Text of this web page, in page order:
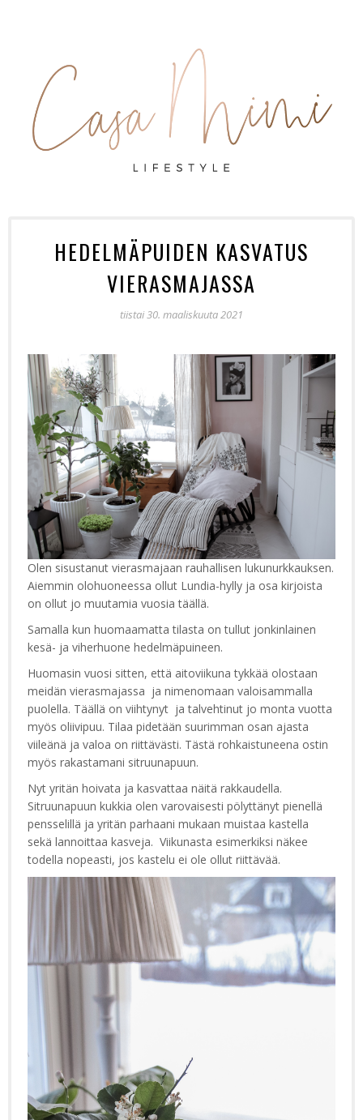
HEDELMÄPUIDEN KASVATUS
VIERASMAJASSA
tiistai 30. maaliskuuta 2021
Olen sisustanut vierasmajaan rauhallisen lukunurkkauksen.
Aiemmin olohuoneessa ollut Lundia-hylly ja osa kirjoista
on ollut jo muutamia vuosia täällä.
Samalla kun huomaamatta tilasta on tullut jonkinlainen
kesä- ja viherhuone hedelmäpuineen.
Huomasin vuosi sitten, että aitoviikuna tykkää olostaan
meidän vierasmajassa ja nimenomaan valoisammalla
puolella. Täällä on viihtynyt ja talvehtinut jo monta vuotta
myös oliivipuu. Tilaa pidetään suurimman osan ajasta
viileänä ja valoa on riittävästi. Tästä rohkaistuneena ostin
myös rakastamani sitruunapuun.
Nyt yritän hoivata ja kasvattaa näitä rakkaudella.
Sitruunapuun kukkia olen varovaisesti pölyttänyt pienellä
pensselillä ja yritän parhaani mukaan muistaa kastella
sekä lannoittaa kasveja. Viikunasta esimerkiksi näkee
todella nopeasti, jos kastelu ei ole ollut riittävää.